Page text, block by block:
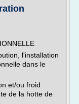
l'installation
dans le
et/ou froid
de la hotte de